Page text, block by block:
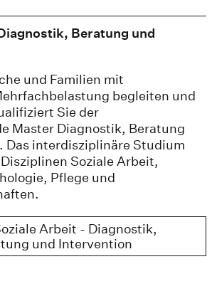
Beratung und
und Familien mit
begleiten und
Sie der
Master Diagnostik, Beratung
Das interdisziplinäre Studium
Soziale Arbeit,
Pflege und
Arbeit - Diagnostik,
und Intervention